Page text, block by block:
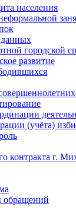
населения
городской
развитие
(учёта)
контракта г.
обращений